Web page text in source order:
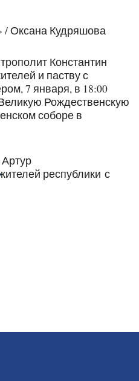
/ Оксана Кудряшова
Константин
и паству с
7 января, в 18:00
Рождественскую
соборе в
республики с